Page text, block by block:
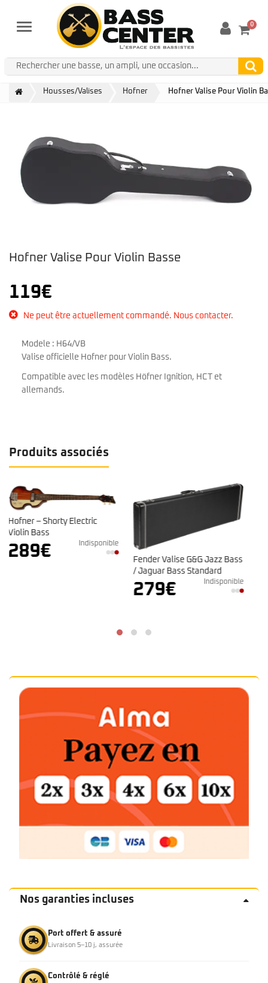
Menu 0
Housses/Valises Hofner Hofner Valise Pour Violin
Hofner Valise Pour Violin Basse
119€
Ne peut être actuellement commandé. Nous contacter.
Modele : H64/VB
Valise officielle Hofner pour Violin Bass.
Compatible avec les modèles Höfner Ignition, HCT et
allemands.
Produits associés
Fender Valise G&G Jazz Bass
Indisponible
Fender Housse FB405 Bass
39
Nos garanties incluses
Port offert & assuré
Livraison 5–10 j, assurée
Contrôlé & réglé